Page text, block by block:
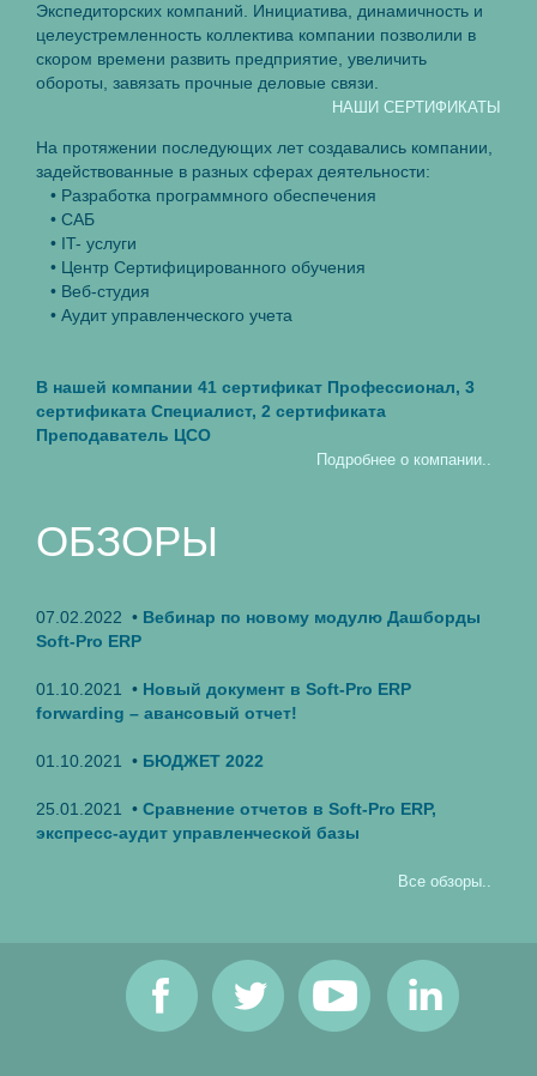
Экспедиторских компаний. Инициатива, динамичность и
целеустремленность коллектива компании позволили в
скором времени развить предприятие, увеличить
обороты, завязать прочные деловые связи.
НАШИ СЕРТИФИКАТЫ
На протяжении последующих лет создавались компании,
задействованные в разных сферах деятельности:
• Разработка программного обеспечения
• САБ
• IT- услуги
• Центр Сертифицированного обучения
• Веб-студия
• Аудит управленческого учета
В нашей компании 41 сертификат Профессионал, 3
сертификата Специалист, 2 сертификата
Преподаватель ЦСО
Подробнее о компании..
ОБЗОРЫ
07.02.2022 • Вебинар по новому модулю Дашборды
Soft-Pro ERP
01.10.2021 • Новый документ в Soft-Pro ERP
forwarding – авансовый отчет!
01.10.2021 • БЮДЖЕТ 2022
25.01.2021 • Сравнение отчетов в Soft-Pro ERP,
экспресс-аудит управленческой базы
Все обзоры..